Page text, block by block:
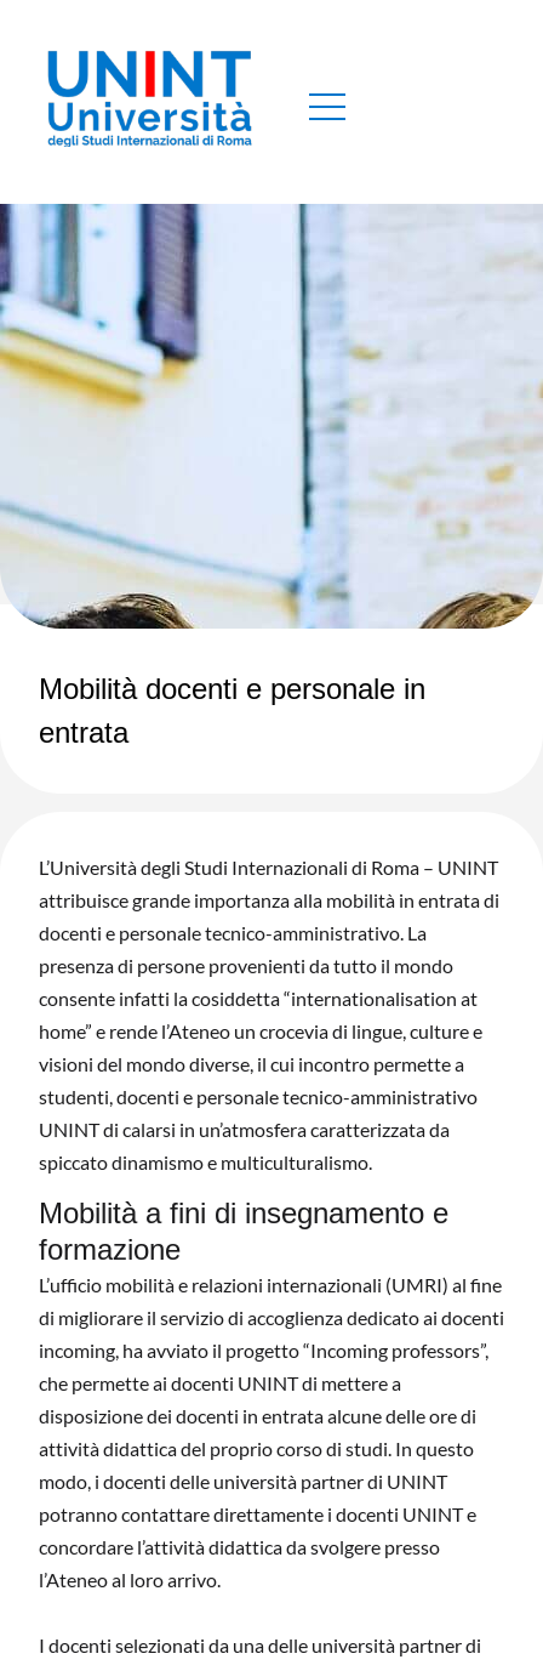
Mobilità docenti e personale in
entrata
L’Università degli Studi Internazionali di Roma – UNINT
attribuisce grande importanza alla mobilità in entrata di
docenti e personale tecnico-amministrativo. La
presenza di persone provenienti da tutto il mondo
consente infatti la cosiddetta “internationalisation at
home” e rende l’Ateneo un crocevia di lingue, culture e
visioni del mondo diverse, il cui incontro permette a
studenti, docenti e personale tecnico-amministrativo
UNINT di calarsi in un’atmosfera caratterizzata da
spiccato dinamismo e multiculturalismo.
Mobilità a fini di insegnamento e
formazione
L’ufficio mobilità e relazioni internazionali (UMRI) al fine
di migliorare il servizio di accoglienza dedicato ai docenti
incoming, ha avviato il progetto “Incoming professors”,
che permette ai docenti UNINT di mettere a
disposizione dei docenti in entrata alcune delle ore di
attività didattica del proprio corso di studi. In questo
modo, i docenti delle università partner di UNINT
potranno contattare direttamente i docenti UNINT e
concordare l’attività didattica da svolgere presso
l’Ateneo al loro arrivo.
I docenti selezionati da una delle università partner di